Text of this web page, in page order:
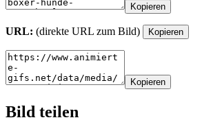
Kopieren
URL: (direkte URL zum Bild) Kopieren
Kopieren
Bild teilen